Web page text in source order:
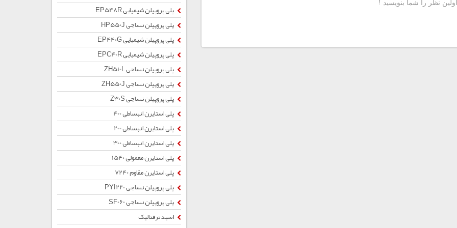
پلی پروپیلن شیمیایی EP548R
پلی پروپیلن نساجی HP550J
پلی پروپیلن شیمیایی EP440G
پلی پروپیلن شیمیایی EPC40R
پلی پروپیلن نساجی ZH510L
پلی پروپیلن نساجی ZH550J
پلی پروپیلن نساجی Z30S
پلی استایرن انبساطی 400
پلی استایرن انبساطی 200
پلی استایرن انبساطی 300
پلی استایرن معمولی 1540
پلی استایرن مقاوم 7240
پلی پروپیلن نساجی PYI220
پلی پروپیلن نساجی SF060
اسید ترفتالیک